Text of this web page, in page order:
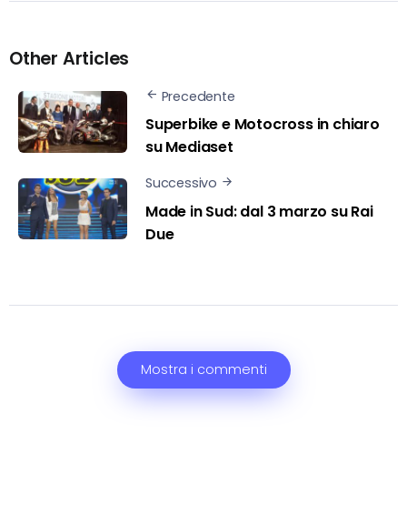
Other Articles
Precedente
Superbike e Motocross in chiaro
su Mediaset
Successivo
Made in Sud: dal 3 marzo su Rai
Due
Mostra i commenti